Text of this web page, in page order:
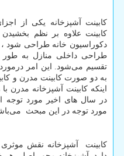
کابینت آشپزخانه یکی از
کابینت علاوه بر نظم
دکوراسیون خانه طراحی شود ،
طراحی داخلی منازل به
تقسیم می‌شود. این امر درمورد
به دو صورت کابینت مدرن و
اینکه کابینت آشپزخانه مدرن
در سال های اخیر مورد توجه
مورد توجه در این مبحث
کابینت آشپزخانه نقش موثری